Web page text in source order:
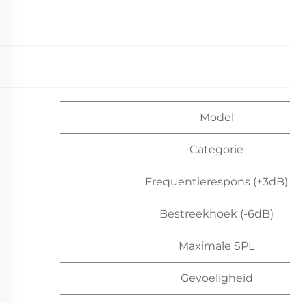
Model
Categorie
Frequentierespons (±3dB)
Bestreekhoek (-6dB)
Maximale SPL
Gevoeligheid